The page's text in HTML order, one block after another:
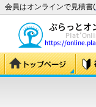
会員はオンラインで見積書(